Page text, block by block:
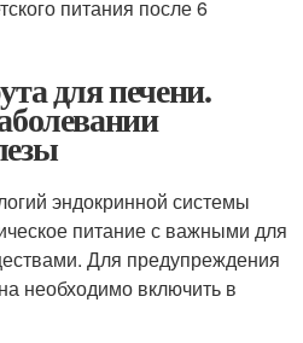
питания после 6
для печени.
эндокринной системы
питание с важными для
Для предупреждения
необходимо включить в